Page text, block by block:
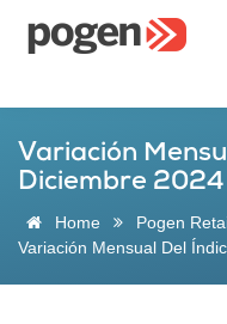
Variación
Diciembre 2024
Home
Pogen
Variación Mensual Del